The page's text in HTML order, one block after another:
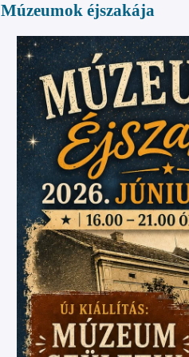
Múzeumok éjszakája